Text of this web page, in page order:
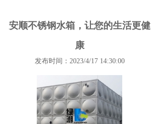
安顺不锈钢水箱，让您的生活更健
康
发布时间：2023/4/17 14:30:00